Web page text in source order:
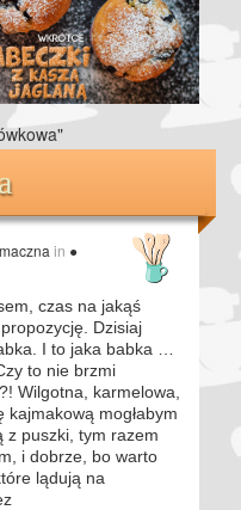
in ●
czas na jakąś
Dzisiaj
I to jaka babka …
to nie brzmi
Wilgotna, karmelowa,
kajmakową mogłabym
z puszki, tym razem
i dobrze, bo warto
lądują na